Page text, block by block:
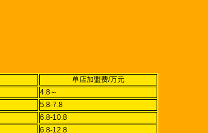
单店加盟费/万元
4.8～
5.8-7.8
6.8-10.8
6.8-12.8